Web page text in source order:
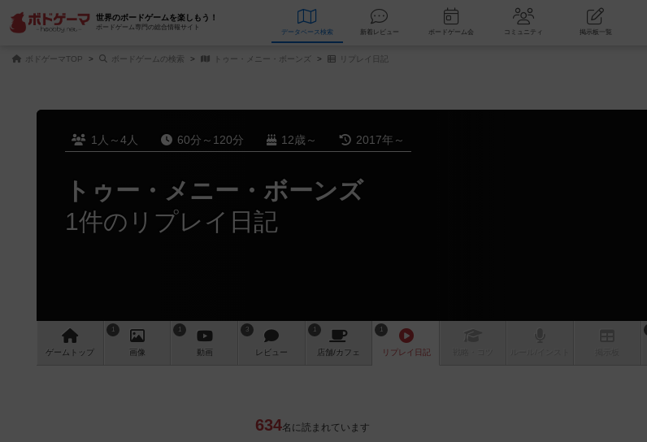
世界のボードゲームを楽しもう！
ボードゲーム専門の総合情報サイト
データベース 検索 新着レビュー ボードゲーム会 コミュニティ
ボドゲーマTOP ボードゲームの検索 トゥー・メニー・ボーンズ リプレイ日記
1人～4人 60分～120分 12歳～ 2017年～
トゥー・メニー・ボーンズ
1件のリプレイ日記
ゲーム トップ
1
画像
1
動画
3
レビュー
1
店舗/カフェ
1
リプレイ 日記
634名に読まれています